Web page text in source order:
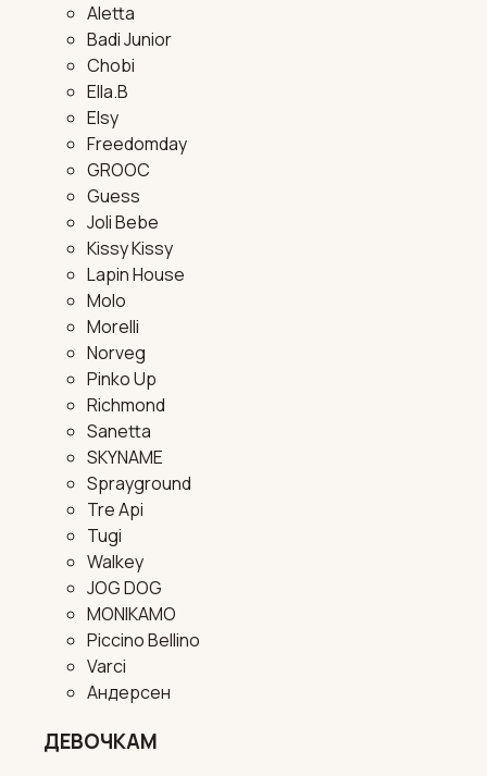
Aletta
Badi Junior
Chobi
Ella.B
Elsy
Freedomday
GROOC
Guess
Joli Bebe
Kissy Kissy
Lapin House
Molo
Morelli
Norveg
Pinko Up
Richmond
Sanetta
SKYNAME
Sprayground
Tre Api
Tugi
Walkey
JOG DOG
MONIKAMO
Piccino Bellino
Varci
Андерсен
ДЕВОЧКАМ